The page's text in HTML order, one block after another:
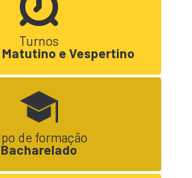
Turnos
e Vespertino
de formação
Bacharelado